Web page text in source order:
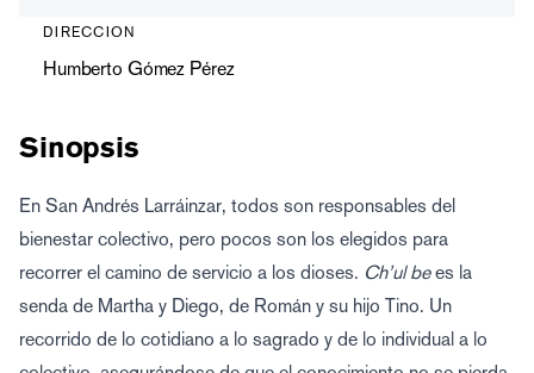
DIRECCION
Humberto Gómez Pérez
Sinopsis
En San Andrés Larráinzar, todos son responsables del
bienestar colectivo, pero pocos son los elegidos para
recorrer el camino de servicio a los dioses. Ch’ul bees la
senda de Martha y Diego, de Román y su hijo Tino. Un
recorrido de lo cotidiano a lo sagrado y de lo individual a lo